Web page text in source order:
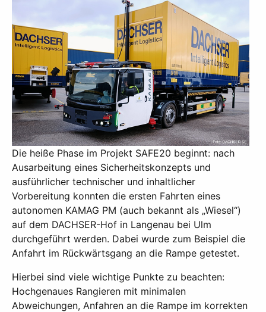
Die heiße Phase im Projekt SAFE20 beginnt: nach
Ausarbeitung eines Sicherheitskonzepts und
ausführlicher technischer und inhaltlicher
Vorbereitung konnten die ersten Fahrten eines
autonomen KAMAG PM (auch bekannt als „Wiesel“)
auf dem DACHSER-Hof in Langenau bei Ulm
durchgeführt werden. Dabei wurde zum Beispiel die
Anfahrt im Rückwärtsgang an die Rampe getestet.
Hierbei sind viele wichtige Punkte zu beachten:
Hochgenaues Rangieren mit minimalen
Abweichungen, Anfahren an die Rampe im korrekten